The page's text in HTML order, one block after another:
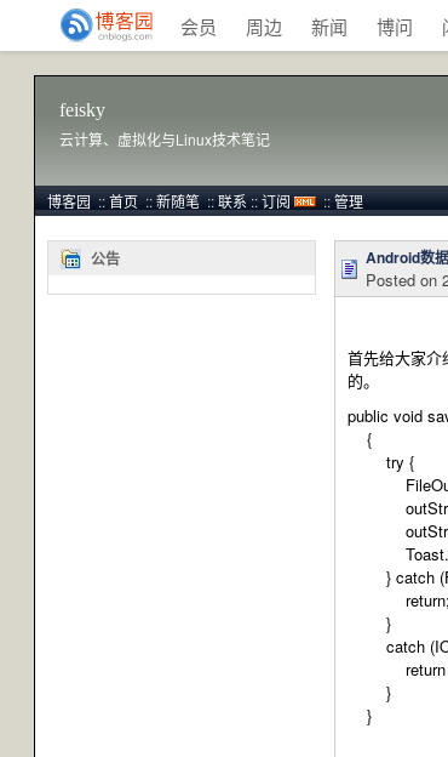
会员 周边 新闻 博问
feisky
云计算、虚拟化与Linux技术笔记
博客园::首页::新随笔::联系::订阅 ::管理
公告 Android数
Posted on
首先给大家介
的。
public void
{
try {
} catch
return;
}
catch
return
}
}